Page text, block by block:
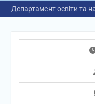
Департамент освіти та